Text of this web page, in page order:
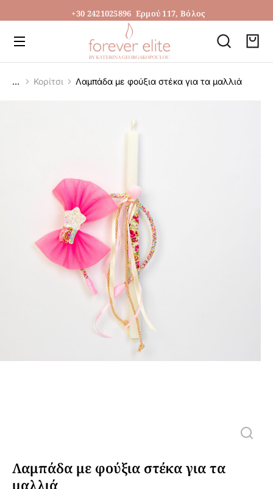
+30 2421025896 Ερμού 117, Βόλος
You are here:
Κορίτσι Λαμπάδα με φούξια στέκα για τα μαλλιά
Λαμπάδα με φούξια στέκα για τα
μαλλιά